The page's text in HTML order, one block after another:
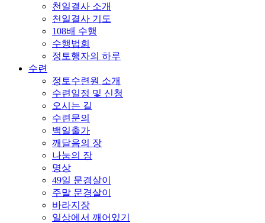
천일결사 소개
천일결사 기도
108배 수행
수행법회
정토행자의 하루
수련
정토수련원 소개
수련일정 및 신청
오시는 길
수련문의
백일출가
깨달음의 장
나눔의 장
명상
49일 문경살이
주말 문경살이
바라지장
일상에서 깨어있기